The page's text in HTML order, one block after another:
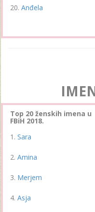
Anđela
Top 20 ženskih imena u
FBiH 2018.
Sara
Amina
Merjem
Asja